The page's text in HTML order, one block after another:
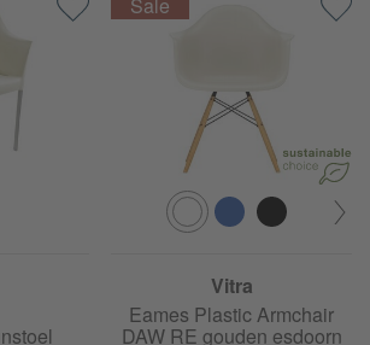
Vitra
Eames Plastic Armchair
DAW RE gouden esdoorn